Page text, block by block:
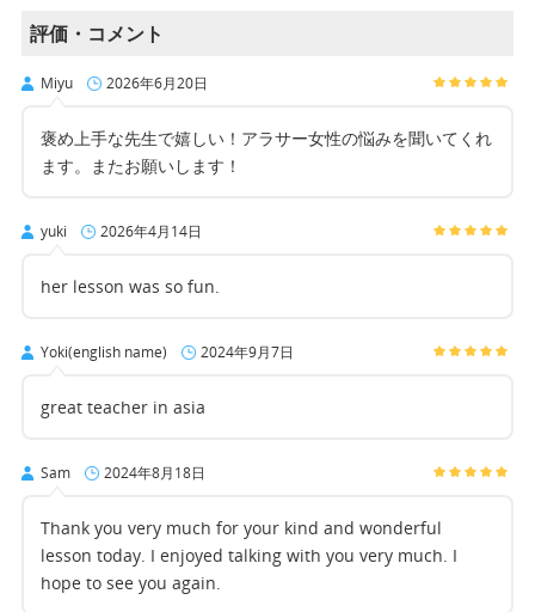
評価・コメント
Miyu 2026年6月20日
褒め上手な先生で嬉しい！アラサー女性の悩みを聞いてくれ
ます。またお願いします！
yuki 2026年4月14日
her lesson was so fun.
Yoki(english name) 2024年9月7日
great teacher in asia
Sam 2024年8月18日
Thank you very much for your kind and wonderful
lesson today. I enjoyed talking with you very much. I
hope to see you again.